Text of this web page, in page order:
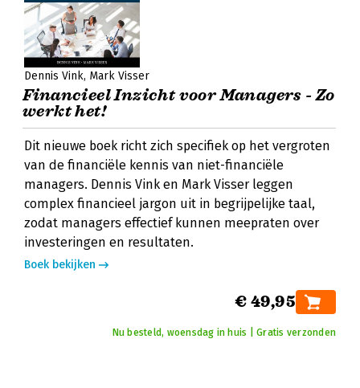
Dennis Vink Mark Visser
Financieel Inzicht voor Managers - Zo
werkt het!
Dit nieuwe boek richt zich specifiek op het vergroten
van de financiële kennis van niet-financiële
managers. Dennis Vink en Mark Visser leggen
complex financieel jargon uit in begrijpelijke taal,
zodat managers effectief kunnen meepraten over
investeringen en resultaten.
Boek bekijken
€ 49,95
Nu besteld, woensdag in huis | Gratis verzonden